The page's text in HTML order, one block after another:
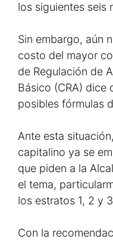
los siguientes seis
Sin embargo, aún
costo del mayor
de Regulación de
Básico (CRA) dice
posibles fórmulas
Ante esta
capitalino ya se
que piden a la
el tema,
los estratos 1, 2 y
Con la